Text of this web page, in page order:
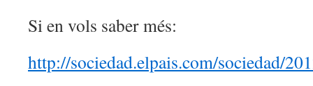
Si en vols saber més:
http://sociedad.elpais.com/sociedad/